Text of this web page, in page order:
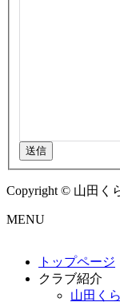
送信
Copyright © 山田く
MENU
トップページ
クラブ紹介
山田く